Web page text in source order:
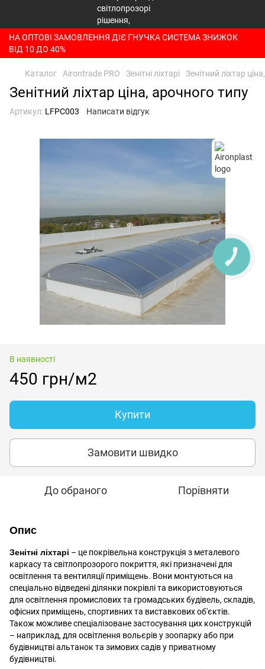
НА ОПТОВІ ЗАМОВЛЕННЯ ДІЄ ГНУЧКА СИСТЕМА ЗНИЖОК
ВІД 10 ДО 40%
Каталог Airontrade PRO Зенітні ліхтарі Зенітний ліхтар
Зенітний ліхтар ціна, арочного типу
Артикул: LFPC003 Написати відгук
В наявності
450 грн/м2
Купити
Замовити швидко
До обраного Порівняти
Опис
Зенітні ліхтарі – це покрівельна конструкція з металевого
каркасу та світлопрозорого покриття, які призначені для
освітлення та вентиляції приміщень. Вони монтуються на
спеціально відведені ділянки покрівлі та використовуються
для освітлення промислових та громадських будівель, складів,
офісних приміщень, спортивних та виставкових об'єктів.
Також можливе спеціалізоване застосування цих конструкцій
– наприклад, для освітлення вольєрів у зоопарку або при
будівництві альтанок та зимових садів у приватному
будівництві.
КНОПКА
ЗВ'ЯЗКУ